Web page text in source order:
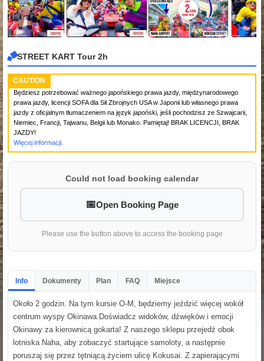
STREET KART Tour 2h
CAUTION
Będziesz potrzebować ważnego japońskiego prawa jazdy, międzynarodowego
prawa jazdy, licencji SOFA dla Sił Zbrojnych USA w Japonii lub własnego prawa
jazdy z oficjalnym tłumaczeniem na język japoński, jeśli pochodzisz ze Szwajcarii,
Niemiec, Francji, Tajwanu, Belgii lub Monako. Pamiętaj! BRAK LICENCJI, BRAK
JAZDY!
Więcej informacji.
Could not load booking calendar
Open Booking Page
Please use the button above to access the booking page
Info Dokumenty Plan FAQ Miejsce
Około 2 godzin. Na tym kursie O-M, będziemy jeździć więcej wokół
centrum wyspy Okinawa.Doświadcz widoków, dźwięków i emocji
Okinawy za kierownicą gokarta! Z naszego sklepu przejedź obok
lotniska Naha, aby zobaczyć startujące samoloty, a następnie
poruszaj się przez tętniącą życiem ulicę Kokusai. Z zapierającymi